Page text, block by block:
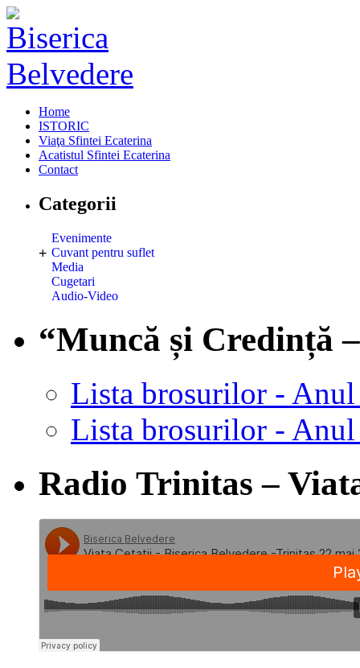
Home
ISTORIC
Viaţa Sfintei Ecaterina
Acatistul Sfintei Ecaterina
Contact
Categorii
Evenimente
+ Cuvant pentru suflet
Media
Cugetari
Audio-Video
“Muncă și Credință
Lista brosurilor -
Lista brosurilor -
Radio Trinitas –